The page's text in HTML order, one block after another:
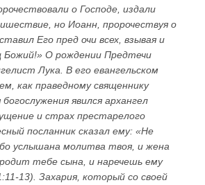
о Господе, издали
но Иоанн, пророчествуя о
Его пред очи всех, взывая и
Божий!» О рождении Предтечи
Лука. В его евангельском
как праведному священнику
явился архангел
и страх престарелого
посланник сказал ему: «Не
услышана молитва твоя, и жена
тебе сына, и наречешь ему
13). Захария, который со своей